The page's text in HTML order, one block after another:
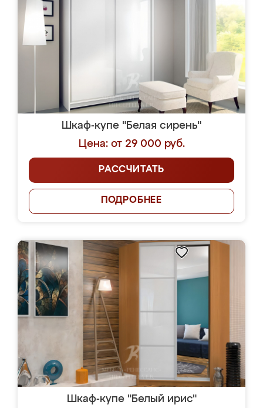
Шкаф-купе "Белая сирень"
Цена: от 29 000 руб.
РАССЧИТАТЬ
ПОДРОБНЕЕ
Шкаф-купе "Белый ирис"